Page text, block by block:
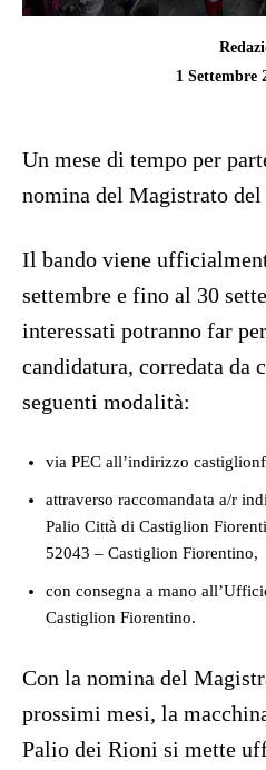
1 Settembre
Un mese di tempo per
nomina del Magistrato
Il bando viene
settembre e fino al 30
interessati potranno far
candidatura, corredata da
seguenti modalità:
via PEC all’indirizzo
attraverso raccomandata a/r
Palio Città di Castiglion
52043 – Castiglion Fiorentino,
con consegna a mano
Castiglion Fiorentino.
Con la nomina del
prossimi mesi, la
Palio dei Rioni si mette